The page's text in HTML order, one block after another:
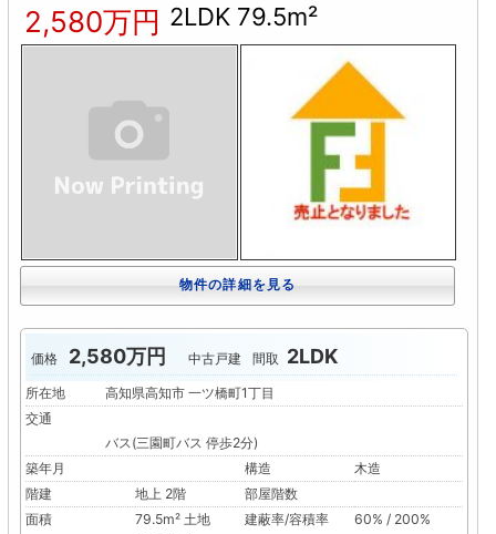
2,580万円 2LDK 79.5m²
物件の詳細を見る
価格 2,580万円 中古戸建 間取 2LDK
所在地
高知県高知市 一ツ橋町1丁目
交通
バス(三園町バス 停歩2分)
築年月
構造
木造
階建
地上 2階
部屋階数
面積
79.5m² 土地
建蔽率/容積率 60% / 200%